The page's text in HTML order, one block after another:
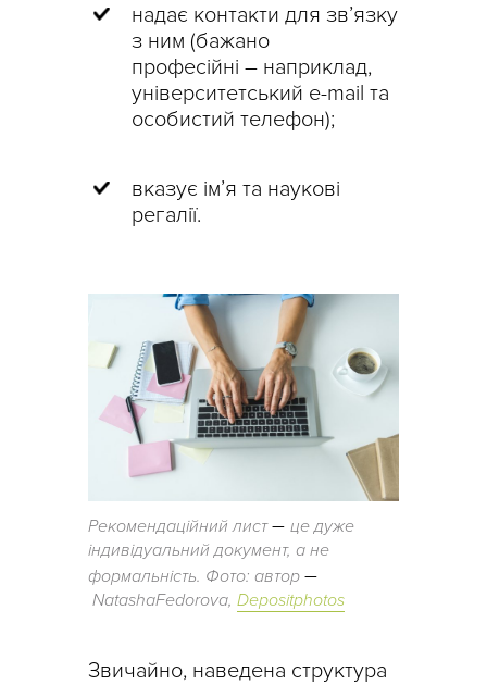
надає контакти для зв’язку
з ним (бажано
професійні – наприклад,
університетський e-mail та
особистий телефон);
вказує ім’я та наукові
регалії.
Рекомендаційний лист– це дуже
індивідуальний документ, а не
формальність. Фото: автор –
NatashaFedorova, Depositphotos
Звичайно, наведена структура